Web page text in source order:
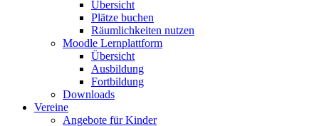
Übersicht
Plätze buchen
Räumlichkeiten nutzen
Moodle Lernplattform
Übersicht
Ausbildung
Fortbildung
Downloads
Vereine
Angebote für Kinder